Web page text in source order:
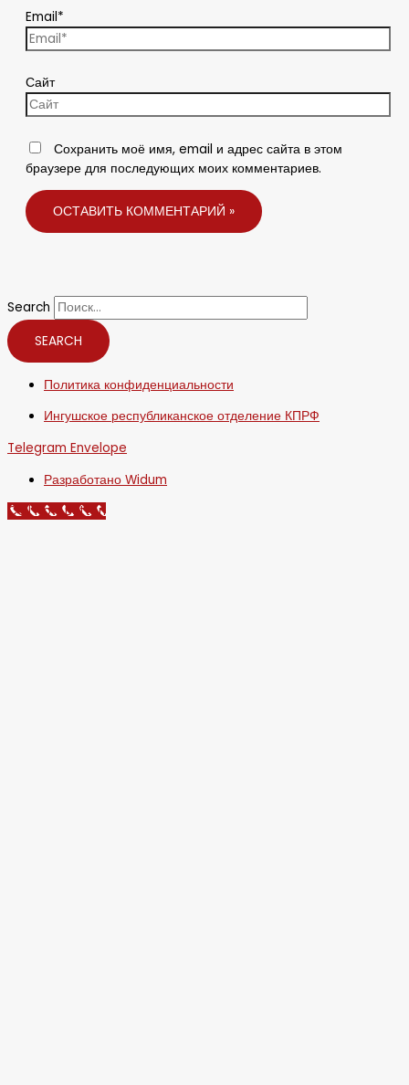
Email*
Сайт
Сохранить моё имя, email и адрес сайта в этом
браузере для последующих моих комментариев.
Search
SEARCH
Политика конфиденциальности
Ингушское республиканское отделение КПРФ
Telegram Envelope
Разработано Widum
Call Now Button